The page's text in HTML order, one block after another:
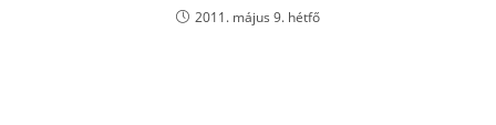
2011. május 9. hétfő